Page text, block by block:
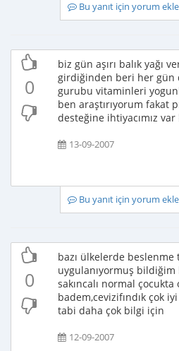
Bu yanıt için yorum
0
biz gün aşırı balık yağı
girdiğinden beri her gün
gurubu vitaminleri
ben araştırıyorum fakat
desteğine ihtiyacımız
13-09-2007
Bu yanıt için yorum
0
bazı ülkelerde
uygulanıyormuş bildiğim
sakıncalı normal
badem,cevizifındık çok
tabi daha çok bilgi için
12-09-2007